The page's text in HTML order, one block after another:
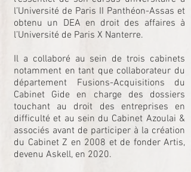
l’Université de Paris II Panthéon-Assas et
obtenu un DEA en droit des affaires à
l’Université de Paris X Nanterre.
Il a collaboré au sein de trois cabinets
notamment en tant que collaborateur du
département Fusions-Acquisitions du
Cabinet Gide en charge des dossiers
touchant au droit des entreprises en
difficulté et au sein du Cabinet Azoulai &
associés avant de participer à la création
du Cabinet Z en 2008 et de fonder Artis,
devenu Askell, en 2020.